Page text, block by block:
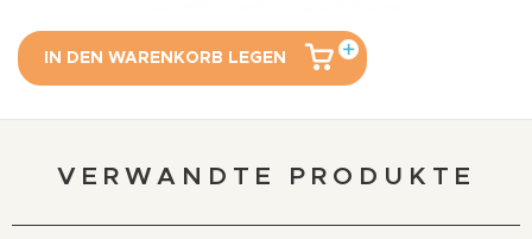
IN DEN WARENKORB LEGEN
VERWANDTE PRODUKTE